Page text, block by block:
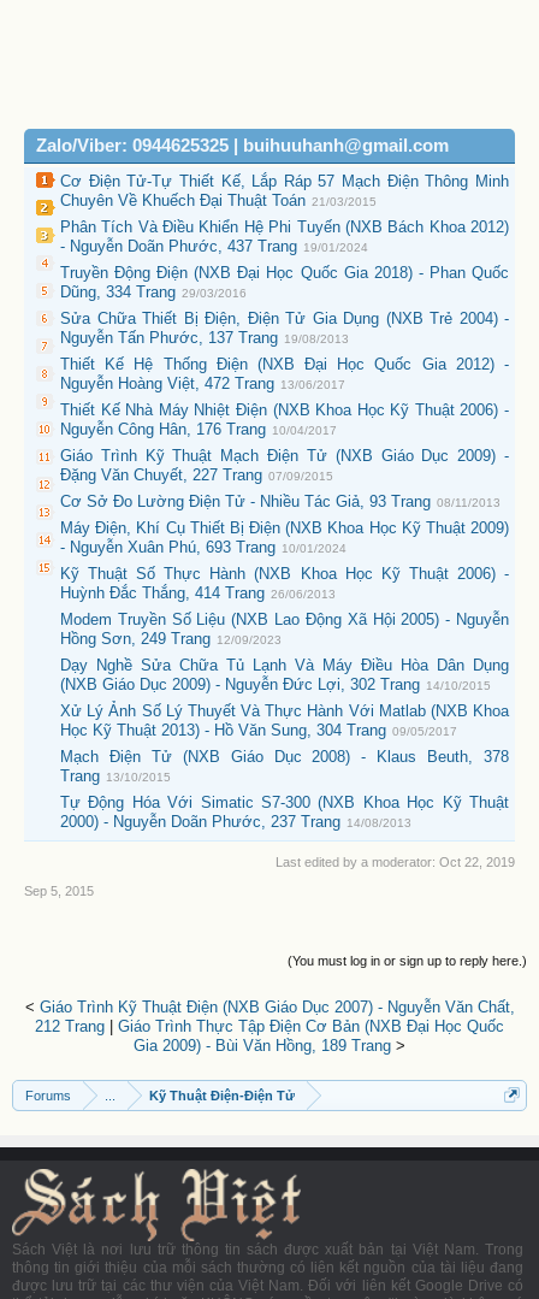
Zalo/Viber: 0944625325 | buihuuhanh@gmail.com
Cơ Điện Tử-Tự Thiết Kế, Lắp Ráp 57 Mạch Điện Thông Minh
Chuyên Về Khuếch Đại Thuật Toán 21/03/2015
Phân Tích Và Điều Khiển Hệ Phi Tuyến (NXB Bách Khoa 2012)
- Nguyễn Doãn Phước, 437 Trang 19/01/2024
Truyền Động Điện (NXB Đại Học Quốc Gia 2018) - Phan Quốc
Dũng, 334 Trang 29/03/2016
Sửa Chữa Thiết Bị Điện, Điện Tử Gia Dụng (NXB Trẻ 2004) -
Nguyễn Tấn Phước, 137 Trang 19/08/2013
Thiết Kế Hệ Thống Điện (NXB Đại Học Quốc Gia 2012) -
Nguyễn Hoàng Việt, 472 Trang 13/06/2017
Thiết Kế Nhà Máy Nhiệt Điện (NXB Khoa Học Kỹ Thuật 2006) -
Nguyễn Công Hân, 176 Trang 10/04/2017
Giáo Trình Kỹ Thuật Mạch Điện Tử (NXB Giáo Dục 2009) -
Đặng Văn Chuyết, 227 Trang 07/09/2015
Cơ Sở Đo Lường Điện Tử - Nhiều Tác Giả, 93 Trang 08/11/2013
Máy Điện, Khí Cụ Thiết Bị Điện (NXB Khoa Học Kỹ Thuật 2009)
- Nguyễn Xuân Phú, 693 Trang 10/01/2024
Kỹ Thuật Số Thực Hành (NXB Khoa Học Kỹ Thuật 2006) -
Huỳnh Đắc Thắng, 414 Trang 26/06/2013
Modem Truyền Số Liệu (NXB Lao Động Xã Hội 2005) - Nguyễn
Hồng Sơn, 249 Trang 12/09/2023
Dạy Nghề Sửa Chữa Tủ Lạnh Và Máy Điều Hòa Dân Dụng
(NXB Giáo Dục 2009) - Nguyễn Đức Lợi, 302 Trang 14/10/2015
Xử Lý Ảnh Số Lý Thuyết Và Thực Hành Với Matlab (NXB Khoa
Học Kỹ Thuật 2013) - Hồ Văn Sung, 304 Trang 09/05/2017
Mạch Điện Tử (NXB Giáo Dục 2008) - Klaus Beuth, 378
Trang 13/10/2015
Tự Động Hóa Với Simatic S7-300 (NXB Khoa Học Kỹ Thuật
2000) - Nguyễn Doãn Phước, 237 Trang 14/08/2013
Last edited by a moderator: Oct 22, 2019
Sep 5, 2015
(You must log in or sign up to reply here.)
< Giáo Trình Kỹ Thuật Điện (NXB Giáo Dục 2007) - Nguyễn Văn Chất,
212 Trang | Giáo Trình Thực Tập Điện Cơ Bản (NXB Đại Học Quốc
Gia 2009) - Bùi Văn Hồng, 189 Trang >
Forums Kỹ Thuật Điện-Điện Tử
Sách Việt là nơi lưu trữ thông tin sách được xuất bản tại Việt Nam. Trong
thông tin giới thiệu của mỗi sách thường có liên kết nguồn của tài liệu đang
được lưu trữ tại các thư viện của Việt Nam. Đối với liên kết Google Drive có